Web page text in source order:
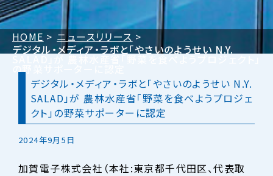
HOME
ニュースリリース
デジタル・メディア・ラボと「やさいのようせい N.Y.
の野菜サポーターに認定
デジタル・メディア・ラボと「やさいのようせい N.Y.
SALAD」が 農林水産省「野菜を食べようプロジェ
クト」の野菜サポーターに認定
2024年9月5日
加賀電子株式会社（本社:東京都千代田区、代表取